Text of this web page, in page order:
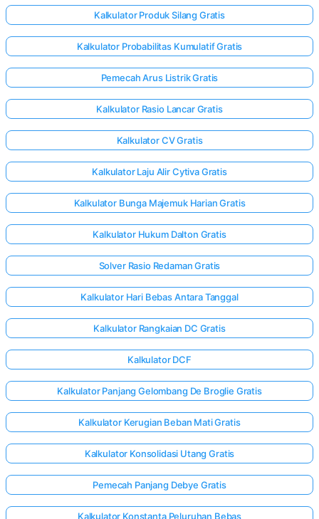
Kalkulator Produk Silang Gratis
Kalkulator Probabilitas Kumulatif Gratis
Pemecah Arus Listrik Gratis
Kalkulator Rasio Lancar Gratis
Kalkulator CV Gratis
Kalkulator Laju Alir Cytiva Gratis
Kalkulator Bunga Majemuk Harian Gratis
Kalkulator Hukum Dalton Gratis
Solver Rasio Redaman Gratis
Kalkulator Hari Bebas Antara Tanggal
Kalkulator Rangkaian DC Gratis
Kalkulator DCF
Kalkulator Panjang Gelombang De Broglie Gratis
Kalkulator Kerugian Beban Mati Gratis
Kalkulator Konsolidasi Utang Gratis
Pemecah Panjang Debye Gratis
Kalkulator Konstanta Peluruhan Bebas